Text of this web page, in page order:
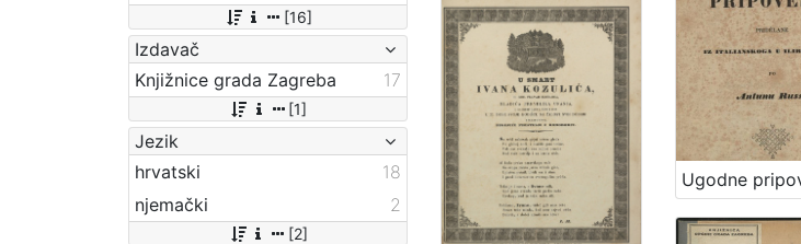
[16]
Izdavač
Knjižnice grada Zagreba
17
[1]
Jezik
hrvatski
18
njemački
2
[2]